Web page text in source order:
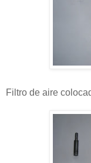
Filtro de aire